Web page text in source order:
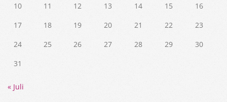
10
11 12 13 14 15
16
17
18 19 20 21 22
23
24
25 26 27 28 29
30
31
« Juli